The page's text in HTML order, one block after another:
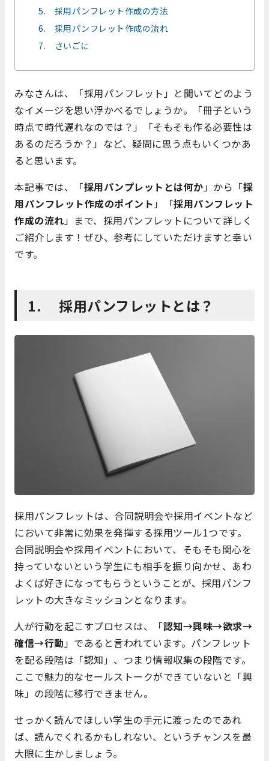
5. 採用パンフレット作成の方法
6. 採用パンフレット作成の流れ
7. さいごに
みなさんは、「採用パンフレット」と聞いてどのよう
なイメージを思い浮かべるでしょうか。「冊子という
時点で時代遅れなのでは？」「そもそも作る必要性は
あるのだろうか？」など、疑問に思う点もいくつかあ
ると思います。
本記事では、「採用パンプレットとは何か」から「採
用パンフレット作成のポイント」「採用パンフレット
作成の流れ」まで、採用パンフレットについて詳しく
ご紹介します！ぜひ、参考にしていただけますと幸い
です。
1. 採用パンフレットとは？
採用パンフレットは、合同説明会や採用イベントなど
において非常に効果を発揮する採用ツール1つです。
合同説明会や採用イベントにおいて、そもそも関心を
持っていないという学生にも相手を振り向かせ、あわ
よくば好きになってもらうということが、採用パンフ
レットの大きなミッションとなります。
人が行動を起こすプロセスは、「認知→興味→欲求→
確信→行動 」であると言われています。パンフレット
を配る段階は「認知」、つまり情報収集の段階です。
ここで魅力的なセールストークができていないと「興
味」の段階に移行できません。
せっかく読んでほしい学生の手元に渡ったのであれ
ば、読んでくれるかもしれない、というチャンスを最
大限に生かしましょう。